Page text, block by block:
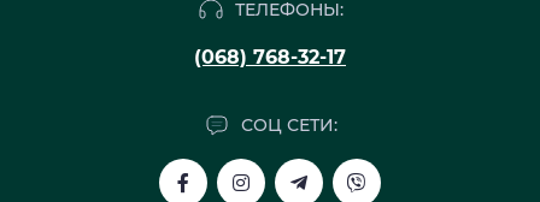
ТЕЛЕФОНЫ:
(068) 768-32-17
СОЦ СЕТИ: